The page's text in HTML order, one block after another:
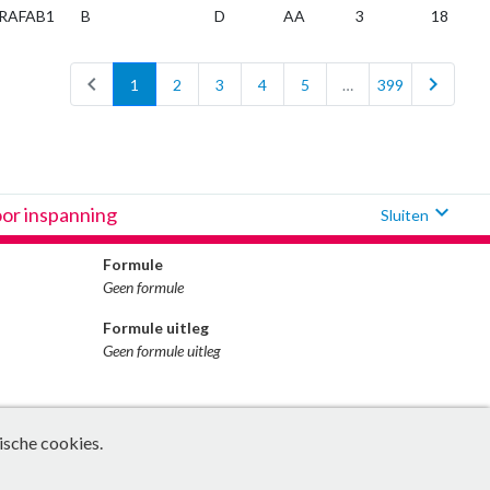
B D AA 3 18
chevron_left 1 2 3 4 5 … 399 chevron_right
inspanning Sluiten expand_more
Formule
Geen formule
Formule uitleg
Geen formule uitleg
cookies.